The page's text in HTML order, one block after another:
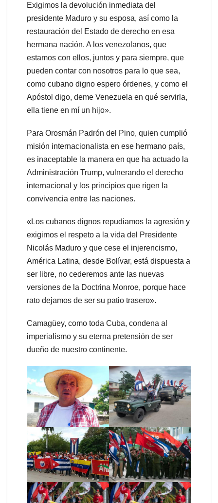
Exigimos la devolución inmediata del
presidente Maduro y su esposa, así como la
restauración del Estado de derecho en esa
hermana nación. A los venezolanos, que
estamos con ellos, juntos y para siempre, que
pueden contar con nosotros para lo que sea,
como cubano digno espero órdenes, y como el
Apóstol digo, deme Venezuela en qué servirla,
ella tiene en mí un hijo».
Para Orosmán Padrón del Pino, quien cumplió
misión internacionalista en ese hermano país,
es inaceptable la manera en que ha actuado la
Administración Trump, vulnerando el derecho
internacional y los principios que rigen la
convivencia entre las naciones.
«Los cubanos dignos repudiamos la agresión y
exigimos el respeto a la vida del Presidente
Nicolás Maduro y que cese el injerencismo,
América Latina, desde Bolívar, está dispuesta a
ser libre, no cederemos ante las nuevas
versiones de la Doctrina Monroe, porque hace
rato dejamos de ser su patio trasero».
Camagüey, como toda Cuba, condena al
imperialismo y su eterna pretensión de ser
dueño de nuestro continente.